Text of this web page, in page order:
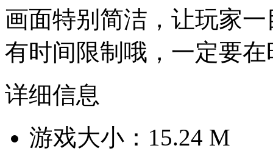
画面特别简洁，让玩家
有时间限制哦，一定要
详细信息
游戏大小：15.24 M